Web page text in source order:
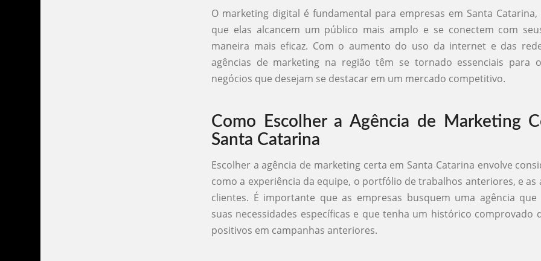
O marketing digital é fundamental para empresas em Santa
que elas alcancem um público mais amplo e se conectem com
maneira mais eficaz. Com o aumento do uso da internet e das
agências de marketing na região têm se tornado essenciais para
negócios que desejam se destacar em um mercado competitivo.
Como Escolher a Agência de Marketing
Santa Catarina
Escolher a agência de marketing certa em Santa Catarina envolve
como a experiência da equipe, o portfólio de trabalhos anteriores, e as
clientes. É importante que as empresas busquem uma agência que
suas necessidades específicas e que tenha um histórico comprovado
positivos em campanhas anteriores.